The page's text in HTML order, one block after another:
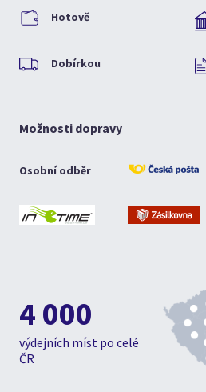
Hotově
Dobírkou
Možnosti dopravy
Osobní odběr
4 000
výdejních míst po celé
ČR